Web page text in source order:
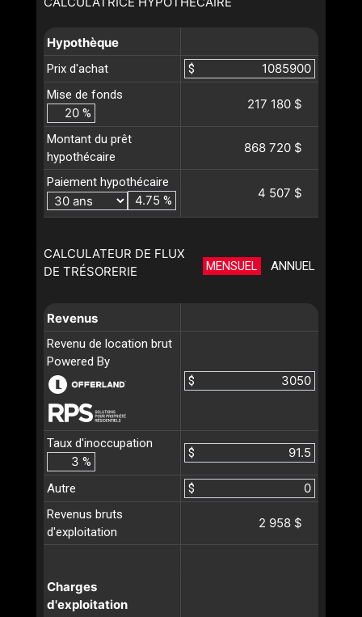
Hypothèque
Prix d'achat
$
Mise de fonds
%
217 180 $
Montant du prêt
hypothécaire
868 720 $
Paiement hypothécaire
%
4 507 $
CALCULATEUR DE FLUX
DE TRÉSORERIE
MENSUEL ANNUEL
Revenus
Revenu de location brut
Powered By
$
Taux d'inoccupation
%
$
Autre
$
Revenus bruts
d'exploitation
2 958 $
Charges
d'exploitation